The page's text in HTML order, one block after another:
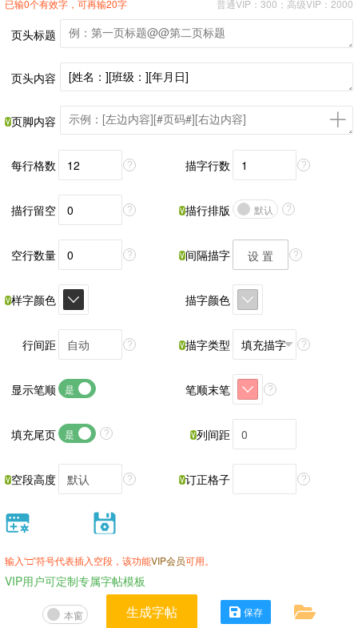
已输0个有效字，可再输20字 普通VIP：300；高级VIP：2000
页头标题
页头内容
页脚内容
每行格数 ? 描字行数 ?
描行留空 ? 描行排版 默认 ?
空行数量 ? 间隔描字 设 置 ?
样字颜色 描字颜色
行间距 ? 描字类型 ?
显示笔顺 是 笔顺末笔 ?
填充尾页 是 ? 列间距
空段高度 ? 订正格子 ?
输入“□”符号代表插入空段，该功能VIP会员可用。
VIP用户可定制专属字帖模板
本窗 生成字帖 保存